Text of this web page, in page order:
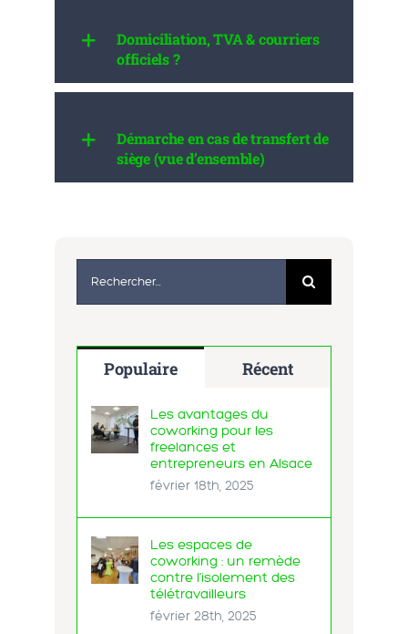
Domiciliation, TVA & courriers
officiels ?
Démarche en cas de transfert de
siège (vue d’ensemble)
Populaire Récent
Les avantages du
coworking pour les
freelances et
entrepreneurs en Alsace
février 18th, 2025
Les espaces de
coworking : un remède
contre l’isolement des
télétravailleurs
février 28th, 2025